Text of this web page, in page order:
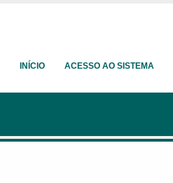
INÍCIO ACESSO AO SISTEMA